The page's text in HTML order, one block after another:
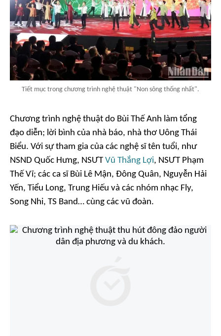
Tiết mục trong chương trình nghệ thuật "Non sông thống nhất".
Chương trình nghệ thuật do Bùi Thế Anh làm tổng
đạo diễn; lời bình của nhà báo, nhà thơ Uông Thái
Biểu. Với sự tham gia của các nghệ sĩ tên tuổi, như
NSND Quốc Hưng, NSƯT Vũ Thắng Lợi, NSƯT Phạm
Thế Vĩ; các ca sĩ Bùi Lê Mận, Đông Quân, Nguyễn Hải
Yến, Tiểu Long, Trung Hiếu và các nhóm nhạc Fly,
Song Nhi, TS Band… cùng các vũ đoàn.